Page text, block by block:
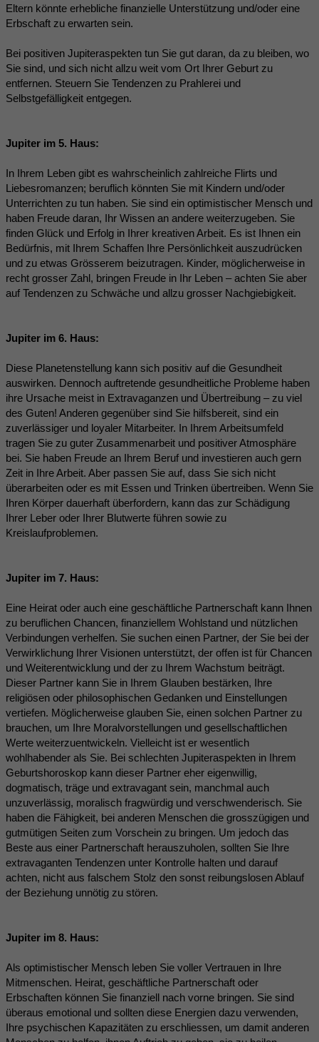
Eltern könnte erhebliche finanzielle Unterstützung und/oder eine
Erbschaft zu erwarten sein.
Bei positiven Jupiteraspekten tun Sie gut daran, da zu bleiben, wo
Sie sind, und sich nicht allzu weit vom Ort Ihrer Geburt zu
entfernen. Steuern Sie Tendenzen zu Prahlerei und
Selbstgefälligkeit entgegen.
Jupiter im 5. Haus:
In Ihrem Leben gibt es wahrscheinlich zahlreiche Flirts und
Liebesromanzen; beruflich könnten Sie mit Kindern und/oder
Unterrichten zu tun haben. Sie sind ein optimistischer Mensch und
haben Freude daran, Ihr Wissen an andere weiterzugeben. Sie
finden Glück und Erfolg in Ihrer kreativen Arbeit. Es ist Ihnen ein
Bedürfnis, mit Ihrem Schaffen Ihre Persönlichkeit auszudrücken
und zu etwas Grösserem beizutragen. Kinder, möglicherweise in
recht grosser Zahl, bringen Freude in Ihr Leben – achten Sie aber
auf Tendenzen zu Schwäche und allzu grosser Nachgiebigkeit.
Jupiter im 6. Haus:
Diese Planetenstellung kann sich positiv auf die Gesundheit
auswirken. Dennoch auftretende gesundheitliche Probleme haben
ihre Ursache meist in Extravaganzen und Übertreibung – zu viel
des Guten! Anderen gegenüber sind Sie hilfsbereit, sind ein
zuverlässiger und loyaler Mitarbeiter. In Ihrem Arbeitsumfeld
tragen Sie zu guter Zusammenarbeit und positiver Atmosphäre
bei. Sie haben Freude an Ihrem Beruf und investieren auch gern
Zeit in Ihre Arbeit. Aber passen Sie auf, dass Sie sich nicht
überarbeiten oder es mit Essen und Trinken übertreiben. Wenn Sie
Ihren Körper dauerhaft überfordern, kann das zur Schädigung
Ihrer Leber oder Ihrer Blutwerte führen sowie zu
Kreislaufproblemen.
Jupiter im 7. Haus:
Eine Heirat oder auch eine geschäftliche Partnerschaft kann Ihnen
zu beruflichen Chancen, finanziellem Wohlstand und nützlichen
Verbindungen verhelfen. Sie suchen einen Partner, der Sie bei der
Verwirklichung Ihrer Visionen unterstützt, der offen ist für Chancen
und Weiterentwicklung und der zu Ihrem Wachstum beiträgt.
Dieser Partner kann Sie in Ihrem Glauben bestärken, Ihre
religiösen oder philosophischen Gedanken und Einstellungen
vertiefen. Möglicherweise glauben Sie, einen solchen Partner zu
brauchen, um Ihre Moralvorstellungen und gesellschaftlichen
Werte weiterzuentwickeln. Vielleicht ist er wesentlich
wohlhabender als Sie. Bei schlechten Jupiteraspekten in Ihrem
Geburtshoroskop kann dieser Partner eher eigenwillig,
dogmatisch, träge und extravagant sein, manchmal auch
unzuverlässig, moralisch fragwürdig und verschwenderisch. Sie
haben die Fähigkeit, bei anderen Menschen die grosszügigen und
gutmütigen Seiten zum Vorschein zu bringen. Um jedoch das
Beste aus einer Partnerschaft herauszuholen, sollten Sie Ihre
extravaganten Tendenzen unter Kontrolle halten und darauf
achten, nicht aus falschem Stolz den sonst reibungslosen Ablauf
der Beziehung unnötig zu stören.
Jupiter im 8. Haus:
Als optimistischer Mensch leben Sie voller Vertrauen in Ihre
Mitmenschen. Heirat, geschäftliche Partnerschaft oder
Erbschaften können Sie finanziell nach vorne bringen. Sie sind
überaus emotional und sollten diese Energien dazu verwenden,
Ihre psychischen Kapazitäten zu erschliessen, um damit anderen